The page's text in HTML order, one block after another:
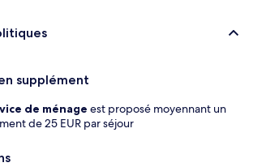
supplément
de ménage est proposé moyennant un
de 25 EUR par séjour